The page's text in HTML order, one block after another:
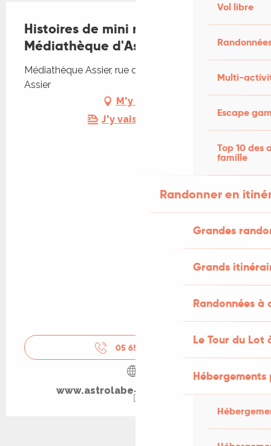
Vol libre
Multi-
Escape
Top 10 des
famille
Randonner en
Grandes
Grands
Randonnées
Le Tour du Lot
Histoires de mini mômes !
Médiathèque d'Assier
Médiathèque Assier, rue de la Pierre Levée, 46320
Assier
M'y rendre
J'y vais en train !
05 65 64 81
www.astrolabe-grand-figeac.fr